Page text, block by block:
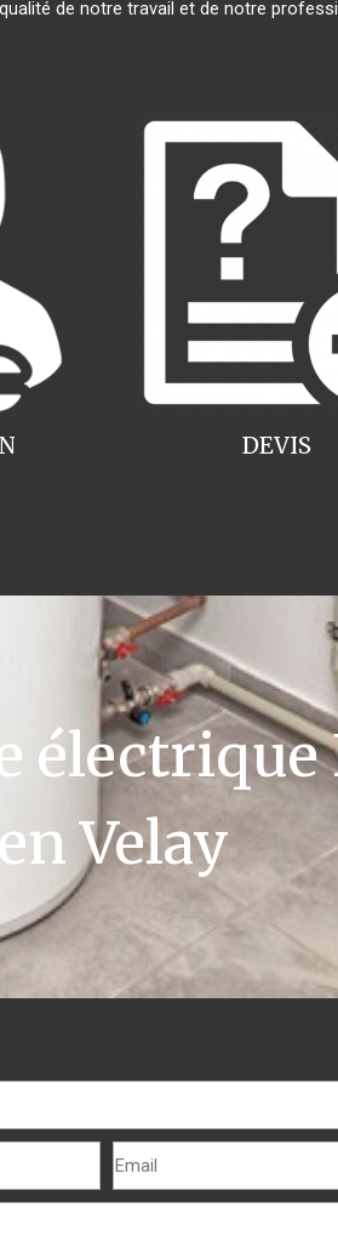
de notre travail et de notre
DEVIS
en Velay